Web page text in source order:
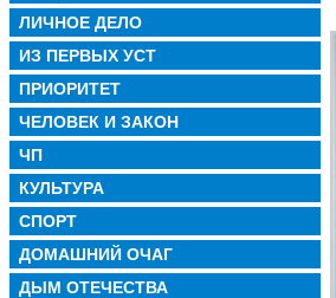
ЛИЧНОЕ ДЕЛО
ИЗ ПЕРВЫХ УСТ
ПРИОРИТЕТ
ЧЕЛОВЕК И ЗАКОН
ЧП
КУЛЬТУРА
СПОРТ
ДОМАШНИЙ ОЧАГ
ДЫМ ОТЕЧЕСТВА